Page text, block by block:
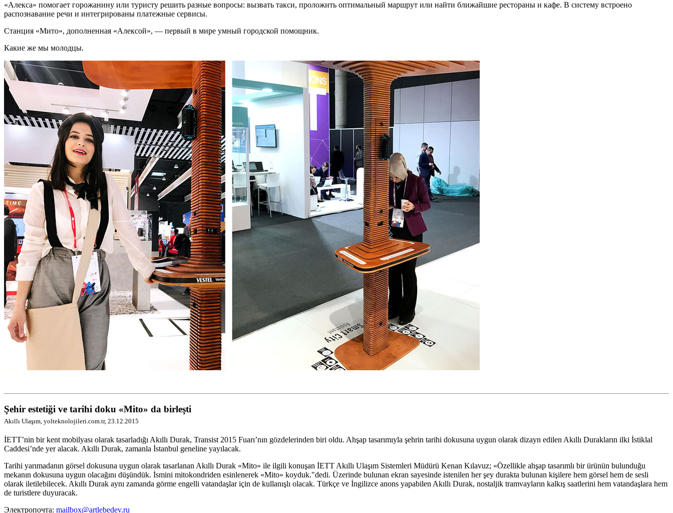
«Алекса» помогает горожанину или туристу решить разные вопросы: вызвать такси, проложить оптимальный маршрут или найти ближайшие рестораны и кафе. В систему встроено
распознавание речи и интегрированы платежные сервисы.
Станция «Мито», дополненная «Алексой», — первый в мире умный городской помощник.
Какие же мы молодцы.
Şehir estetiği ve tarihi doku «Mito» da birleşti
Akıllı Ulaşım, yolteknolojileri.com.tr, 23.12.2015
İETT’nin bir kent mobilyası olarak tasarladığı Akıllı Durak, Transist 2015 Fuarı’nın gözdelerinden biri oldu. Ahşap tasarımıyla şehrin tarihi dokusuna uygun olarak dizayn edilen Akıllı Durakların ilki İstiklal
Caddesi’nde yer alacak. Akıllı Durak, zamanla İstanbul geneline yayılacak.
Tarihi yarımadanın görsel dokusuna uygun olarak tasarlanan Akıllı Durak «Mito» ile ilgili konuşan İETT Akıllı Ulaşım Sistemleri Müdürü Kenan Kılavuz; «Özellikle ahşap tasarımlı bir ürünün bulunduğu
mekanın dokusuna uygun olacağını düşündük. İsmini mitokondriden esinlenerek «Mito» koyduk."dedi. Üzerinde bulunan ekran sayesinde istenilen her şey durakta bulunan kişilere hem görsel hem de sesli
olarak iletilebilecek. Akıllı Durak aynı zamanda görme engelli vatandaşlar için de kullanışlı olacak. Türkçe ve İngilizce anons yapabilen Akıllı Durak, nostaljik tramvayların kalkış saatlerini hem vatandaşlara hem
de turistlere duyuracak.
Электропочта: mailbox@artlebedev.ru